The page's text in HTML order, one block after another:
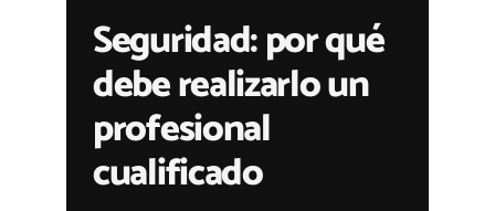
Seguridad: por qué
debe realizarlo un
profesional
cualificado